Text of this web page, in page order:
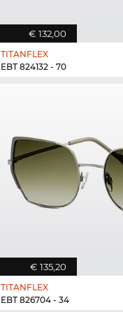
€ 132,00
TITANFLEX
EBT 824132 - 70
€ 135,20
TITANFLEX
EBT 826704 - 34